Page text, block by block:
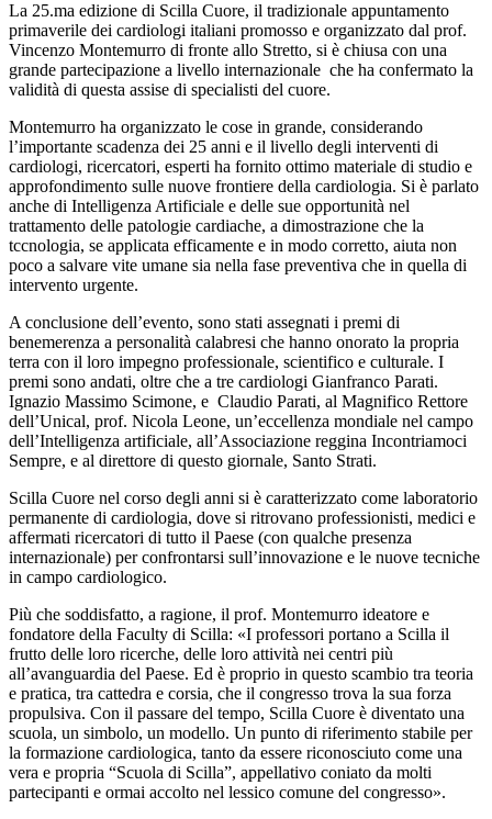
La 25.ma edizione di Scilla Cuore, il tradizionale appuntamento
primaverile dei cardiologi italiani promosso e organizzato dal prof.
Vincenzo Montemurro di fronte allo Stretto, si è chiusa con una
grande partecipazione a livello internazionale che ha confermato la
validità di questa assise di specialisti del cuore.
Montemurro ha organizzato le cose in grande, considerando
l’importante scadenza dei 25 anni e il livello degli interventi di
cardiologi, ricercatori, esperti ha fornito ottimo materiale di studio e
approfondimento sulle nuove frontiere della cardiologia. Si è parlato
anche di Intelligenza Artificiale e delle sue opportunità nel
trattamento delle patologie cardiache, a dimostrazione che la
tccnologia, se applicata efficamente e in modo corretto, aiuta non
poco a salvare vite umane sia nella fase preventiva che in quella di
intervento urgente.
A conclusione dell’evento, sono stati assegnati i premi di
benemerenza a personalità calabresi che hanno onorato la propria
terra con il loro impegno professionale, scientifico e culturale. I
premi sono andati, oltre che a tre cardiologi Gianfranco Parati.
Ignazio Massimo Scimone, e Claudio Parati, al Magnifico Rettore
dell’Unical, prof. Nicola Leone, un’eccellenza mondiale nel campo
dell’Intelligenza artificiale, all’Associazione reggina Incontriamoci
Sempre, e al direttore di questo giornale, Santo Strati.
Scilla Cuore nel corso degli anni si è caratterizzato come laboratorio
permanente di cardiologia, dove si ritrovano professionisti, medici e
affermati ricercatori di tutto il Paese (con qualche presenza
internazionale) per confrontarsi sull’innovazione e le nuove tecniche
in campo cardiologico.
Più che soddisfatto, a ragione, il prof. Montemurro ideatore e
fondatore della Faculty di Scilla: «I professori portano a Scilla il
frutto delle loro ricerche, delle loro attività nei centri più
all’avanguardia del Paese. Ed è proprio in questo scambio tra teoria
e pratica, tra cattedra e corsia, che il congresso trova la sua forza
propulsiva. Con il passare del tempo, Scilla Cuore è diventato una
scuola, un simbolo, un modello. Un punto di riferimento stabile per
la formazione cardiologica, tanto da essere riconosciuto come una
vera e propria “Scuola di Scilla”, appellativo coniato da molti
partecipanti e ormai accolto nel lessico comune del congresso».